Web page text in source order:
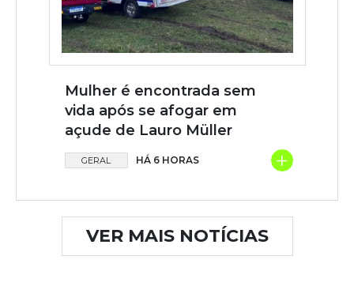
Mulher é encontrada sem
vida após se afogar em
açude de Lauro Müller
GERAL HÁ 6 HORAS +
VER MAIS NOTÍCIAS